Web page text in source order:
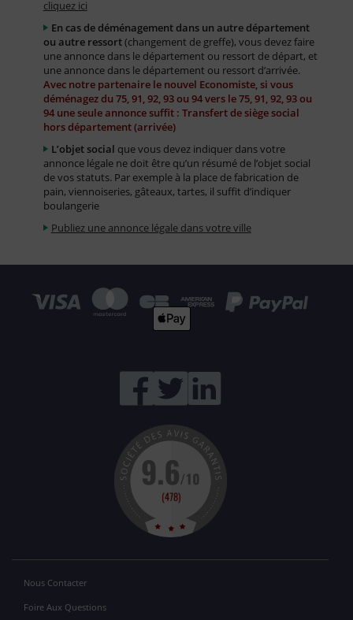
cliquez ici
En cas de déménagement dans un autre département
ou autre ressort(changement de greffe), vous devez faire
une annonce dans le département ou ressort de départ, et
une annonce dans le département ou ressort d’arrivée.
Avec notre partenaire le nouvel Economiste, si vous
déménagez du 75, 91, 92, 93 ou 94 vers le 75, 91, 92, 93 ou
94 une seule annonce suffit : Transfert de siège social
hors département (arrivée)
L’objet social que vous devez indiquer dans votre
annonce légale ne doit être qu’un résumé de l’objet social
de vos statuts. Par exemple à la place de fabrication de
pain, viennoiseries, gâteaux, tartes, il suffit d’indiquer
boulangerie
Publiez une annonce légale dans votre ville
Nous Contacter
Foire Aux Questions